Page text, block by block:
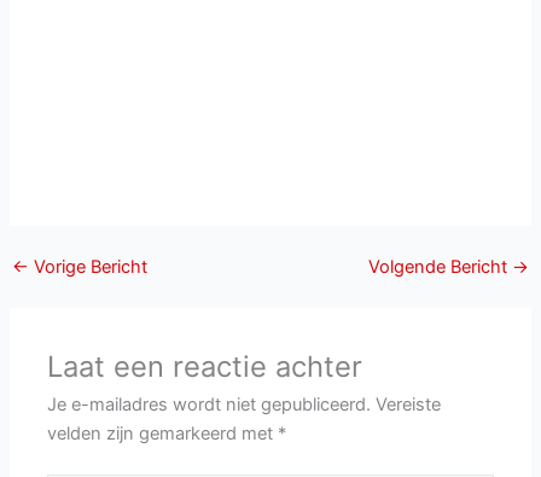
← Vorige Bericht Volgende Bericht →
Laat een reactie achter
Je e-mailadres wordt niet gepubliceerd. Vereiste
velden zijn gemarkeerd met *